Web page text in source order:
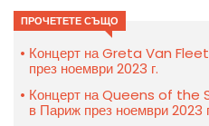
ПРОЧЕТЕТЕ СЪЩО
Концерт на Greta Van
през ноември 2023 г.
Концерт на Queens of
в Париж през ноември 2023